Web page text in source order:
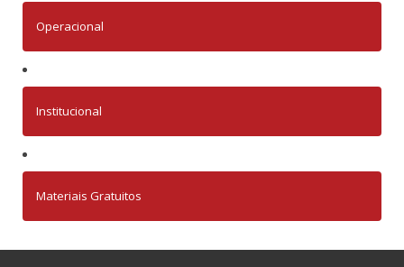
Operacional
Institucional
Materiais Gratuitos